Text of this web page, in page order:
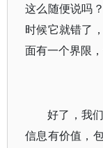
这么随便说吗
时候它就错了
面有一个界限
好了，我
信息有价值，